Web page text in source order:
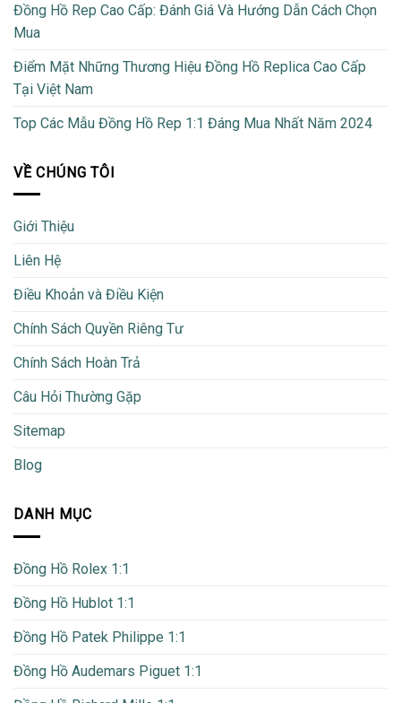
Đồng Hồ Rep Cao Cấp: Đánh Giá Và Hướng Dẫn Cách Chọn
Mua
Điểm Mặt Những Thương Hiệu Đồng Hồ Replica Cao Cấp
Tại Việt Nam
Top Các Mẫu Đồng Hồ Rep 1:1 Đáng Mua Nhất Năm 2024
VỀ CHÚNG TÔI
Giới Thiệu
Liên Hệ
Điều Khoản và Điều Kiện
Chính Sách Quyền Riêng Tư
Chính Sách Hoàn Trả
Câu Hỏi Thường Gặp
Sitemap
Blog
DANH MỤC
Đồng Hồ Rolex 1:1
Đồng Hồ Hublot 1:1
Đồng Hồ Patek Philippe 1:1
Đồng Hồ Audemars Piguet 1:1